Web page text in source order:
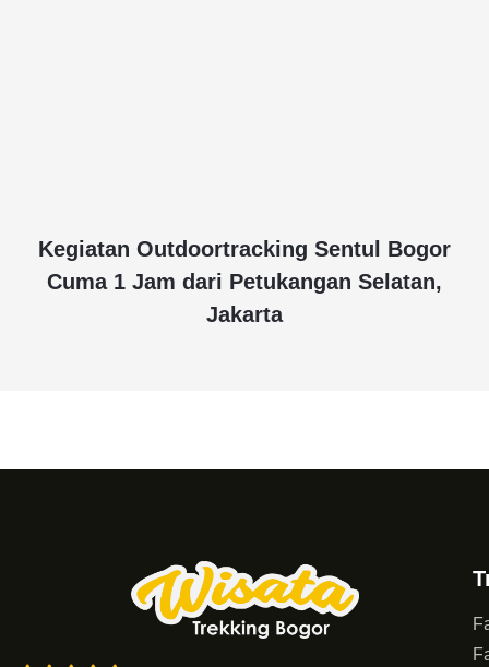
Kegiatan Outdoortracking Sentul Bogor
Cuma 1 Jam dari Petukangan Selatan,
Jakarta